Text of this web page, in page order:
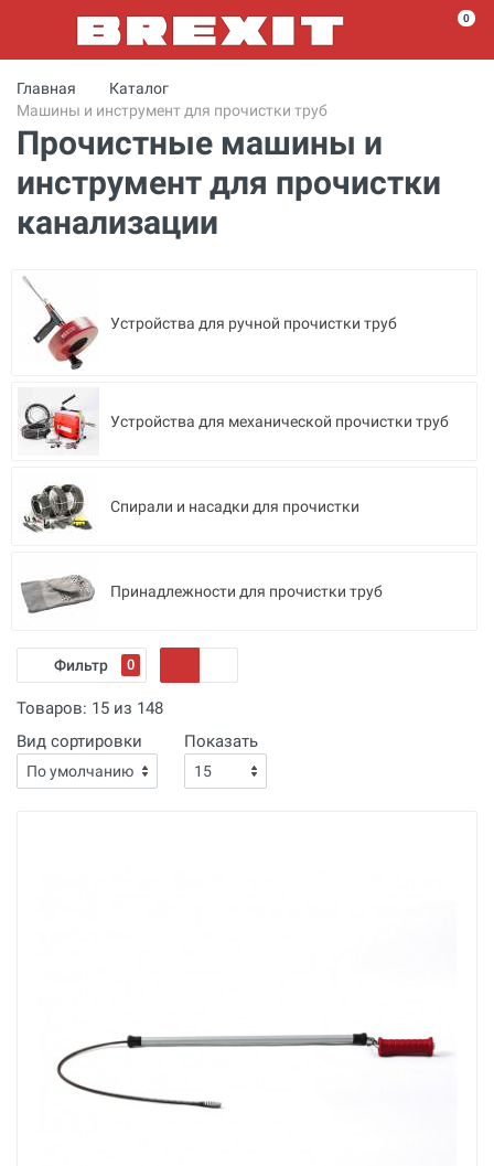
0
Главная
Каталог
Машины и инструмент для прочистки труб
Прочистные машины и
инструмент для прочистки
канализации
Устройства для ручной прочистки труб
Устройства для механической прочистки труб
Спирали и насадки для прочистки
Принадлежности для прочистки труб
Фильтр 0
Товаров: 15 из 148
Вид сортировки
Показать